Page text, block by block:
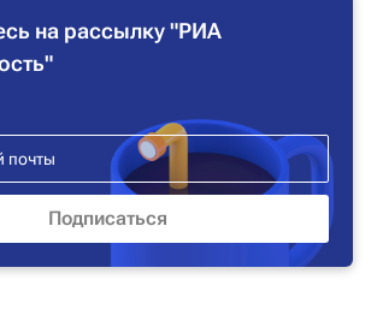
на рассылку "РИА